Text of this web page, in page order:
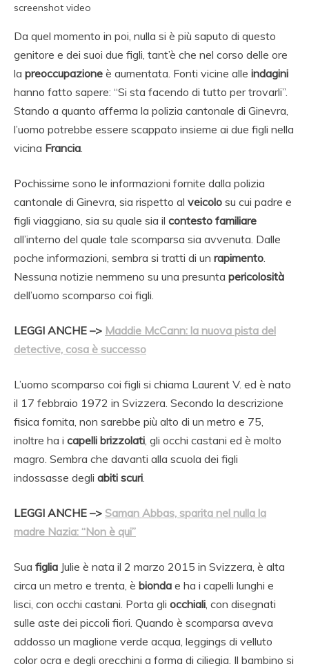
screenshot video
Da quel momento in poi, nulla si è più saputo di questo
genitore e dei suoi due figli, tant’è che nel corso delle ore
la preoccupazione è aumentata. Fonti vicine alle indagini
hanno fatto sapere: “Si sta facendo di tutto per trovarli”.
Stando a quanto afferma la polizia cantonale di Ginevra,
l’uomo potrebbe essere scappato insieme ai due figli nella
vicina Francia
Pochissime sono le informazioni fornite dalla polizia
cantonale di Ginevra, sia rispetto al veicolo su cui padre e
figli viaggiano, sia su quale sia il contesto familiare
all’interno del quale tale scomparsa sia avvenuta. Dalle
poche informazioni, sembra si tratti di un rapimento
Nessuna notizie nemmeno su una presunta pericolosità
dell’uomo scomparso coi figli.
LEGGI ANCHE –> Maddie McCann: la nuova pista del
detective, cosa è successo
L’uomo scomparso coi figli si chiama Laurent V. ed è nato
il 17 febbraio 1972 in Svizzera. Secondo la descrizione
fisica fornita, non sarebbe più alto di un metro e 75,
inoltre ha i capelli brizzolati , gli occhi castani ed è molto
magro. Sembra che davanti alla scuola dei figli
indossasse degli abiti scuri
LEGGI ANCHE –> Saman Abbas, sparita nel nulla la
madre Nazia: “Non è qui”
Sua figlia Julie è nata il 2 marzo 2015 in Svizzera, è alta
circa un metro e trenta, è bionda e ha i capelli lunghi e
lisci, con occhi castani. Porta gli occhiali , con disegnati
sulle aste dei piccoli fiori. Quando è scomparsa aveva
addosso un maglione verde acqua, leggings di velluto
color ocra e degli orecchini a forma di ciliegia. Il bambino si